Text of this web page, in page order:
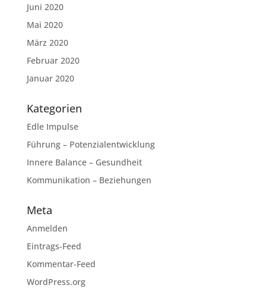
Juni 2020
Mai 2020
März 2020
Februar 2020
Januar 2020
Kategorien
Edle Impulse
Führung – Potenzialentwicklung
Innere Balance – Gesundheit
Kommunikation – Beziehungen
Meta
Anmelden
Eintrags-Feed
Kommentar-Feed
WordPress.org